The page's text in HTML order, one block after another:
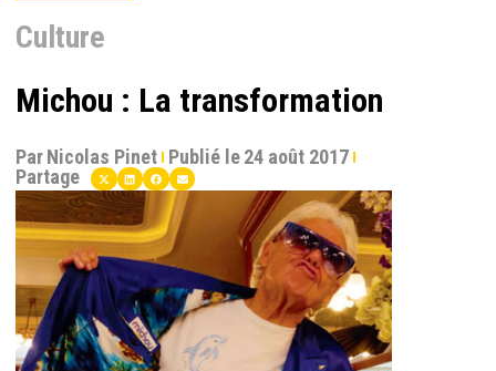
Culture
Michou : La transformation
ParNicolas Pinet Publié le24 août 2017
Partage